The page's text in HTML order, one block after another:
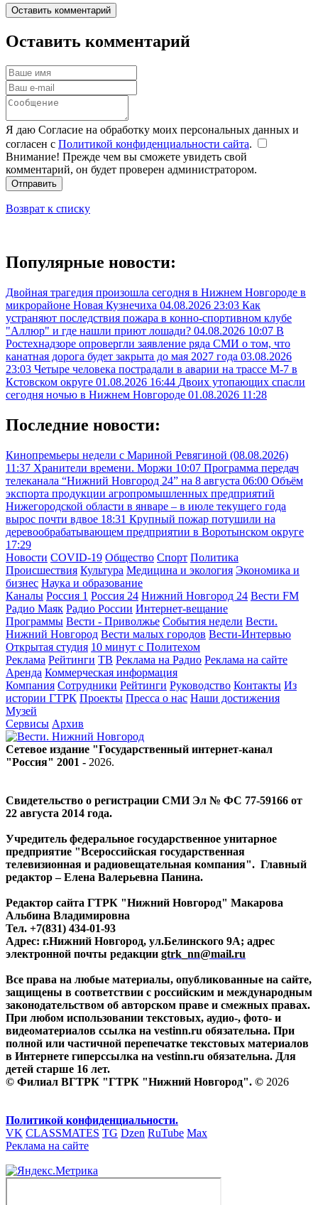
Оставить комментарий
Оставить комментарий
Я даю Согласие на обработку моих персональных данных и
согласен с Политикой конфиденциальности сайта.
Внимание! Прежде чем вы сможете увидеть свой
комментарий, он будет проверен администратором.
Отправить
Возврат к списку
Популярные новости:
Двойная трагедия произошла сегодня в Нижнем Новгороде в
микрорайоне Новая Кузнечиха 04.08.2026 23:03 Как
устраняют последствия пожара в конно-спортивном клубе
"Аллюр" и где нашли приют лошади? 04.08.2026 10:07 В
Ростехнадзоре опровергли заявление ряда СМИ о том, что
канатная дорога будет закрыта до мая 2027 года 03.08.2026
23:03 Четыре человека пострадали в аварии на трассе М-7 в
Кстовском округе 01.08.2026 16:44 Двоих утопающих спасли
сегодня ночью в Нижнем Новгороде 01.08.2026 11:28
Последние новости:
Кинопремьеры недели с Мариной Ревягиной (08.08.2026)
11:37 Хранители времени. Моржи 10:07 Программа передач
телеканала “Нижний Новгород 24” на 8 августа 06:00 Объём
экспорта продукции агропромышленных предприятий
Нижегородской области в январе – в июле текущего года
вырос почти вдвое 18:31 Крупный пожар потушили на
деревообрабатывающем предприятии в Воротынском округе
17:29
Новости COVID-19 Общество Спорт Политика
Происшествия Культура Медицина и экология Экономика и
бизнес Наука и образование
Каналы Россия 1 Россия 24 Нижний Новгород 24 Вести FM
Радио Маяк Радио России Интернет-вещание
Программы Вести - Приволжье События недели Вести.
Нижний Новгород Вести малых городов Вести-Интервью
Открытая студия 10 минут с Политехом
Реклама Рейтинги ТВ Реклама на Радио Реклама на сайте
Аренда Коммерческая информация
Компания Сотрудники Рейтинги Руководство Контакты Из
истории ГТРК Проекты Пресса о нас Наши достижения
Музей
Сервисы Архив
Сетевое издание "Государственный интернет-канал
"Россия" 2001 - 2026.
Свидетельство о регистрации СМИ Эл № ФС 77-59166 от
22 августа 2014 года.
Учредитель федеральное государственное унитарное
предприятие "Всероссийская государственная
телевизионная и радиовещательная компания". Главный
редактор – Елена Валерьевна Панина.
Редактор сайта ГТРК "Нижний Новгород" Макарова
Альбина Владимировна
Тел. +7(831) 434-01-93
Адрес: г.Нижний Новгород, ул.Белинского 9А; адрес
электронной почты редакции gtrk_nn@mail.ru
Все права на любые материалы, опубликованные на сайте,
защищены в соответствии с российским и международным
законодательством об авторском праве и смежных правах.
При любом использовании текстовых, аудио-, фото- и
видеоматериалов ссылка на vestinn.ru обязательна. При
полной или частичной перепечатке текстовых материалов
в Интернете гиперссылка на vestinn.ru обязательна. Для
детей старше 16 лет.
© Филиал ВГТРК "ГТРК "Нижний Новгород". © 2026
Политикой конфиденциальности.
VK CLASSMATES TG Dzen RuTube Max
Реклама на сайте